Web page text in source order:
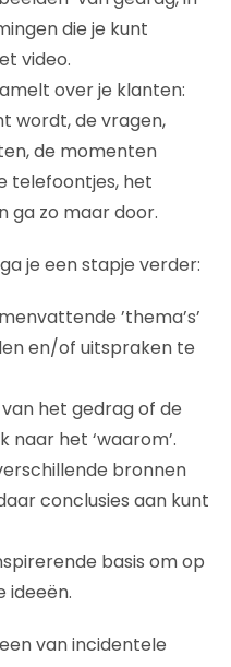
die je kunt
video.
over je klanten:
wordt, de vragen,
de momenten
telefoontjes, het
ga zo maar door.
je een stapje verder:
’thema’s’
en/of uitspraken te
het gedrag of de
naar het ‘waarom’.
bronnen
conclusies aan kunt
basis om op
ideeën.
van incidentele